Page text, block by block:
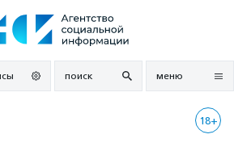
поиск меню
18+